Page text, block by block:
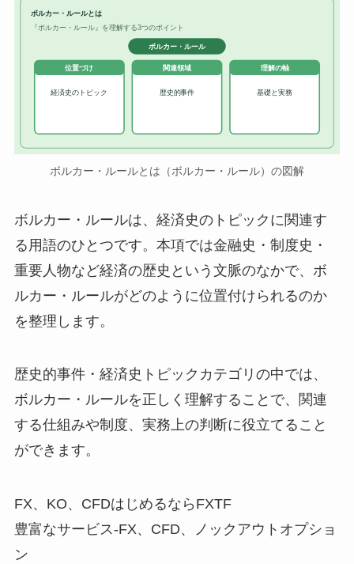
ボルカー・ルールとは
『ボルカー・ルール』を理解する3つのポイント
ボルカー・ルール
位置づけ
経済史のトピック
関連領域
歴史的事件
理解の軸
基礎と実務
ボルカー・ルールとは（ボルカー・ルール）の図解
ボルカー・ルールは、経済史のトピックに関連す
る用語のひとつです。本項では金融史・制度史・
重要人物など経済の歴史という文脈のなかで、ボ
ルカー・ルールがどのように位置付けられるのか
を整理します。
歴史的事件・経済史トピックカテゴリの中では、
ボルカー・ルールを正しく理解することで、関連
する仕組みや制度、実務上の判断に役立てること
ができます。
FX、KO、CFDはじめるならFXTF
豊富なサービス-FX、CFD、ノックアウトオプショ
ン